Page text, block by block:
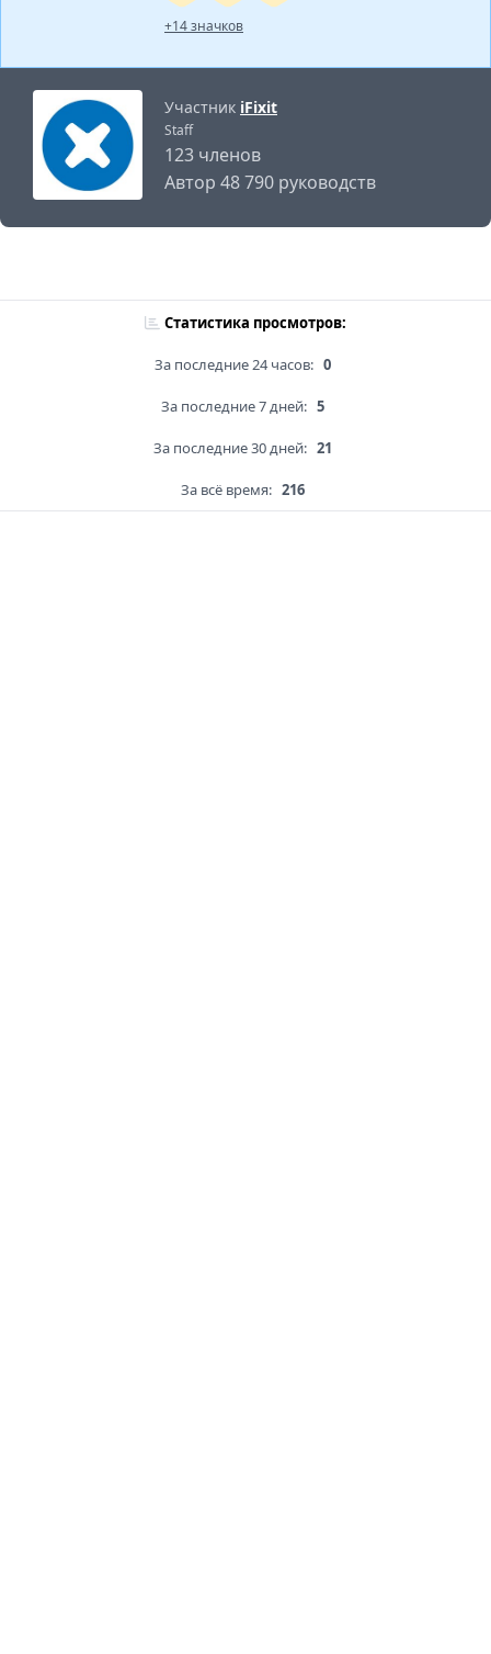
+14 значков
Участник iFixit
Staff
123 членов
Автор 48 790 руководств
Статистика просмотров:
За последние 24 часов: 0
За последние 7 дней: 5
За последние 30 дней: 21
За всё время: 216